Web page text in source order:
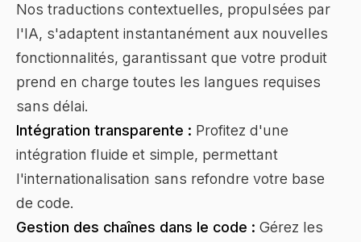
Nos traductions contextuelles, propulsées par
l'IA, s'adaptent instantanément aux nouvelles
fonctionnalités, garantissant que votre produit
prend en charge toutes les langues requises
sans délai.
Intégration transparente : Profitez d'une
intégration fluide et simple, permettant
l'internationalisation sans refondre votre base
de code.
Gestion des chaînes dans le code : Gérez les